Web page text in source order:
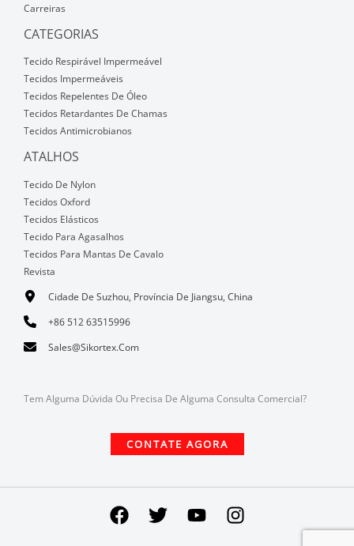
Carreiras
CATEGORIAS
Tecido Respirável Impermeável
Tecidos Impermeáveis
Tecidos Repelentes De Óleo
Tecidos Retardantes De Chamas
Tecidos Antimicrobianos
ATALHOS
Tecido De Nylon
Tecidos Oxford
Tecidos Elásticos
Tecido Para Agasalhos
Tecidos Para Mantas De Cavalo
Revista
Cidade De Suzhou, Província De Jiangsu, China
+86 512 63515996
Sales@sikortex.com
Tem Alguma Dúvida Ou Precisa De Alguma Consulta Comercial?
CONTATE AGORA